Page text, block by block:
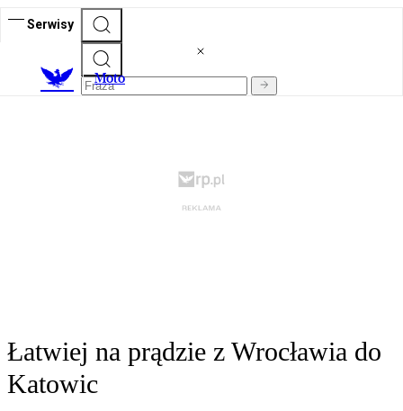
Serwisy
Moto
Łatwiej na prądzie z Wrocławia do
Katowic